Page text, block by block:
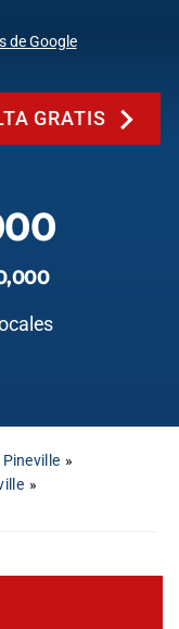
de Google
GRATIS
»
»